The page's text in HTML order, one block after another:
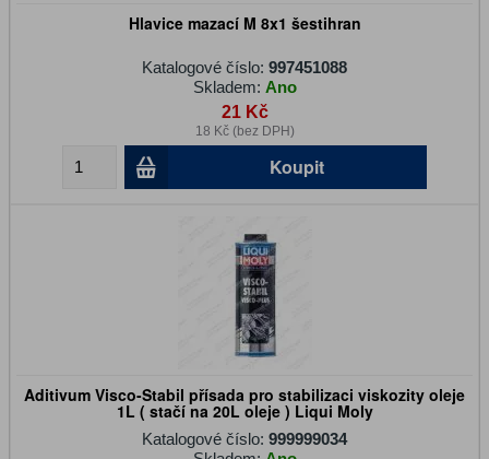
Hlavice mazací M 8x1 šestihran
Katalogové číslo: 997451088
Skladem: Ano
21 Kč
18 Kč (bez DPH)
Koupit
Aditivum Visco-Stabil přísada pro stabilizaci viskozity oleje
1L ( stačí na 20L oleje ) Liqui Moly
Katalogové číslo: 999999034